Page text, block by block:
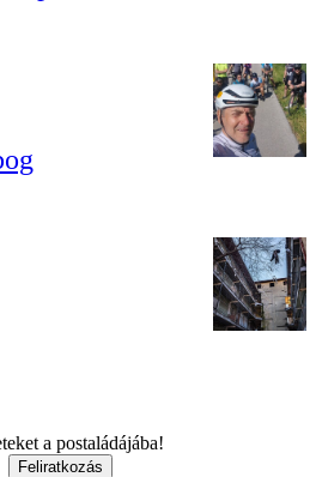
a postaládájába!
Feliratkozás